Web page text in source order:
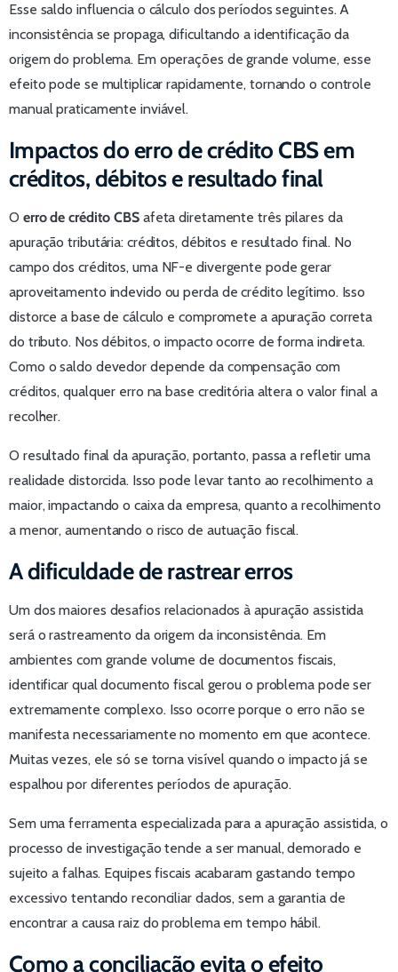
Esse saldo influencia o cálculo dos períodos seguintes. A
inconsistência se propaga, dificultando a identificação da
origem do problema. Em operações de grande volume, esse
efeito pode se multiplicar rapidamente, tornando o controle
manual praticamente inviável.
Impactos do erro de crédito CBS em
créditos, débitos e resultado final
O erro de crédito CBSafeta diretamente três pilares da
apuração tributária: créditos, débitos e resultado final. No
campo dos créditos, uma NF-e divergente pode gerar
aproveitamento indevido ou perda de crédito legítimo. Isso
distorce a base de cálculo e compromete a apuração correta
do tributo. Nos débitos, o impacto ocorre de forma indireta.
Como o saldo devedor depende da compensação com
créditos, qualquer erro na base creditória altera o valor final a
recolher.
O resultado final da apuração, portanto, passa a refletir uma
realidade distorcida. Isso pode levar tanto ao recolhimento a
maior, impactando o caixa da empresa, quanto a recolhimento
a menor, aumentando o risco de autuação fiscal.
A dificuldade de rastrear erros
Um dos maiores desafios relacionados à apuração assistida
será o rastreamento da origem da inconsistência. Em
ambientes com grande volume de documentos fiscais,
identificar qual documento fiscal gerou o problema pode ser
extremamente complexo. Isso ocorre porque o erro não se
manifesta necessariamente no momento em que acontece.
Muitas vezes, ele só se torna visível quando o impacto já se
espalhou por diferentes períodos de apuração.
Sem uma ferramenta especializada para a apuração assistida, o
processo de investigação tende a ser manual, demorado e
sujeito a falhas. Equipes fiscais acabaram gastando tempo
excessivo tentando reconciliar dados, sem a garantia de
encontrar a causa raiz do problema em tempo hábil.
Como a conciliação evita o efeito